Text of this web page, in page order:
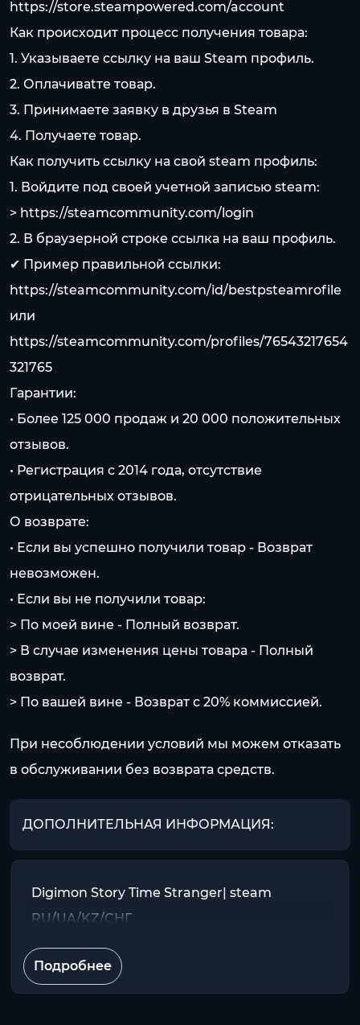
https://store.steampowered.com/account
Как происходит процесс получения товара:
1. Указываете ссылку на ваш Steam профиль.
2. Оплачиваtте товар.
3. Принимаете заявку в друзья в Steam
4. Получаете товар.
Как получить ссылку на свой steam профиль:
1. Войдите под своей учетной записью steam:
> https://steamcommunity.com/login
2. В браузерной строке ссылка на ваш профиль.
✔ Пример правильной ссылки:
https://steamcommunity.com/id/bestpsteamrofile
или
https://steamcommunity.com/profiles/76543217654
321765
Гарантии:
• Более 125 000 продаж и 20 000 положительных
отзывов.
• Регистрация с 2014 года, отсутствие
отрицательных отзывов.
О возврате:
• Если вы успешно получили товар - Возврат
невозможен.
• Если вы не получили товар:
> По моей вине - Полный возврат.
> В случае изменения цены товара - Полный
возврат.
> По вашей вине - Возврат с 20% коммисcией.
При несоблюдении условий мы можем отказать
в обслуживании без возврата средств.
ДОПОЛНИТЕЛЬНАЯ ИНФОРМАЦИЯ:
Digimon Story Time Stranger| steam
RU/UA/KZ/CНГ
Подробнее